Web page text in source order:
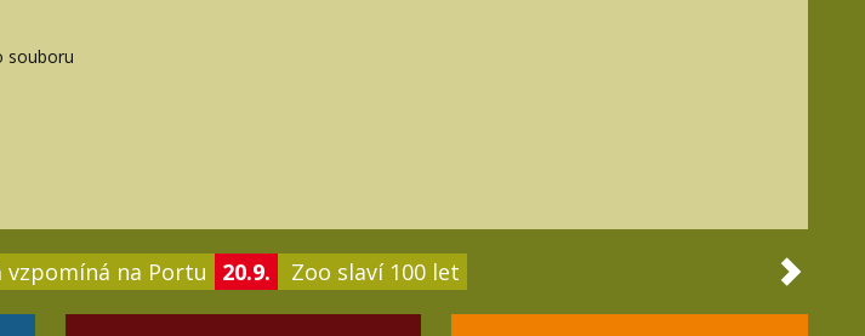
souboru
vzpomíná na Portu 20.9. Zoo slaví 100 let